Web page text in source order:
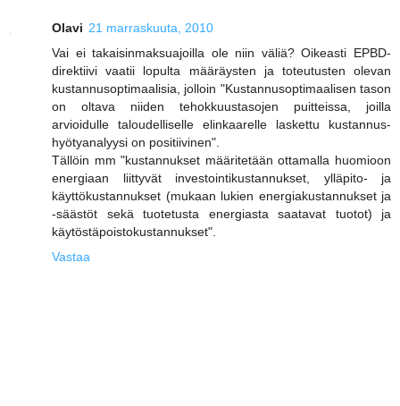
Olavi 21 marraskuuta, 2010
Vai ei takaisinmaksuajoilla ole niin väliä? Oikeasti EPBD-
direktiivi vaatii lopulta määräysten ja toteutusten olevan
kustannusoptimaalisia, jolloin "Kustannusoptimaalisen tason
on oltava niiden tehokkuustasojen puitteissa, joilla
arvioidulle taloudelliselle elinkaarelle laskettu kustannus-
hyötyanalyysi on positiivinen".
Tällöin mm "kustannukset määritetään ottamalla huomioon
energiaan liittyvät investointikustannukset, ylläpito- ja
käyttökustannukset (mukaan lukien energiakustannukset ja
-säästöt sekä tuotetusta energiasta saatavat tuotot) ja
käytöstäpoistokustannukset".
Vastaa